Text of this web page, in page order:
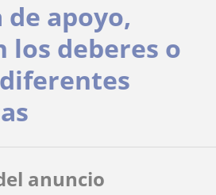
apoyo,
los deberes o
anuncio